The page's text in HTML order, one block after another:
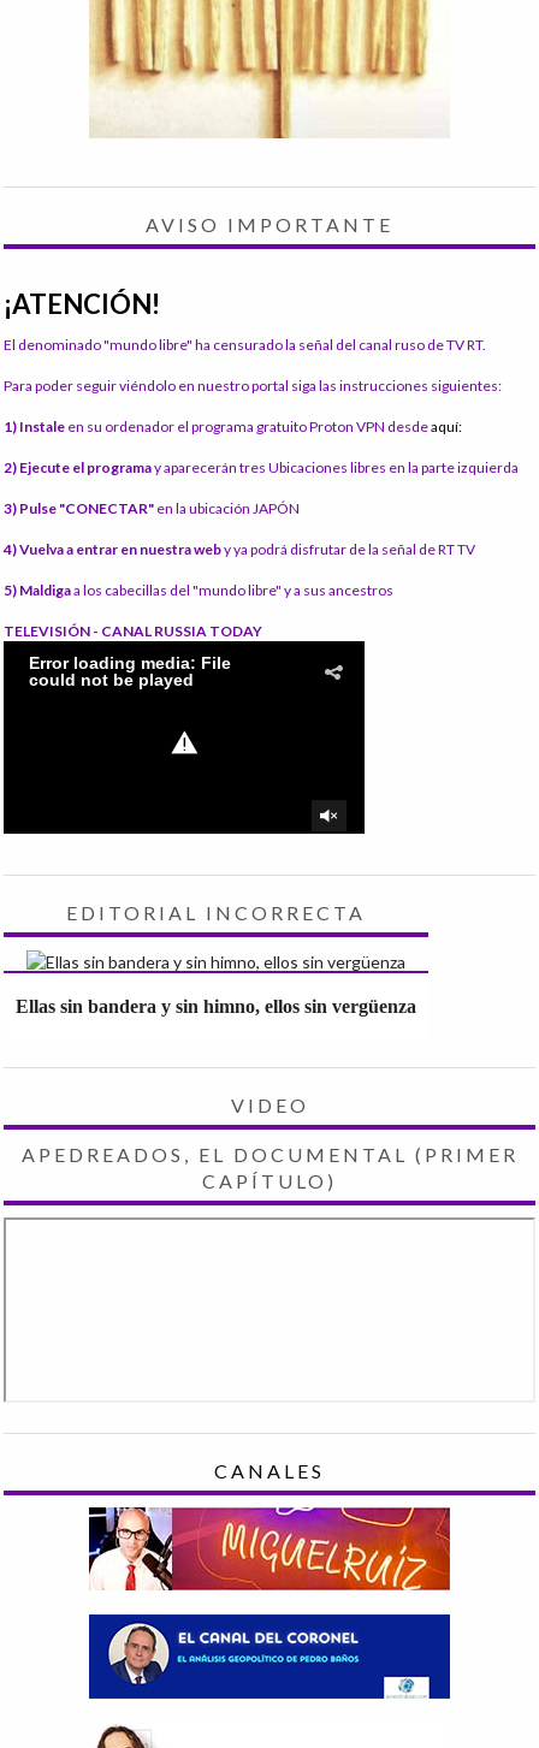
AVISO IMPORTANTE
¡ATENCIÓN!
El denominado "mundo libre" ha censurado la señal del canal ruso de TV RT.
Para poder seguir viéndolo en nuestro portal siga las instrucciones siguientes:
1) Instale en su ordenador el programa gratuito Proton VPN desdeaquí:
2) Ejecute el programay aparecerán tres Ubicaciones libres en la parte izquierda
3) Pulse "CONECTAR" en la ubicación JAPÓN
4) Vuelva a entrar en nuestra weby ya podrá disfrutar de la señal de RT TV
5) Maldigaa los cabecillas del "mundo libre" y a sus ancestros
TELEVISIÓN - CANAL RUSSIA TODAY
EDITORIAL INCORRECTA
Ellas sin bandera y sin himno, ellos sin vergüenza
VIDEO
APEDREADOS, EL DOCUMENTAL (PRIMER
CAPÍTULO)
CANALES